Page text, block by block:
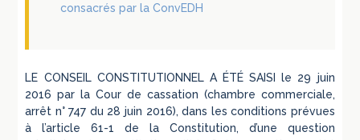
consacrés par la ConvEDH
LE CONSEIL CONSTITUTIONNEL A ÉTÉ SAISI le 29 juin
2016 par la Cour de cassation (chambre commerciale,
arrêt n° 747 du 28 juin 2016), dans les conditions prévues
à l’article 61-1 de la Constitution, d’une question